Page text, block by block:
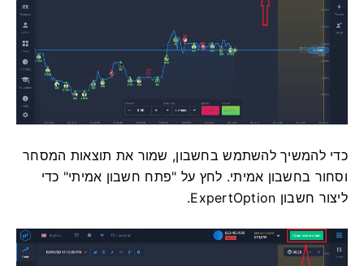
כדי להמשיך להשתמש בחשבון, שמור את תוצאות המסחר
וסחור בחשבון אמיתי. לחץ על "פתח חשבון אמיתי" כדי
ליצור חשבון ExpertOption.